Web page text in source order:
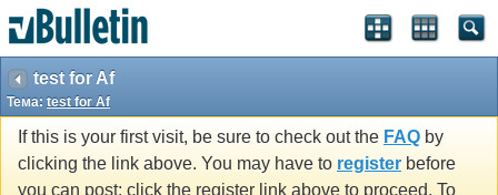
test for Af
Тема: test for Af
If this is your first visit, be sure to check out the FAQ by
clicking the link above. You may have to register before
you can post: click the register link above to proceed. To